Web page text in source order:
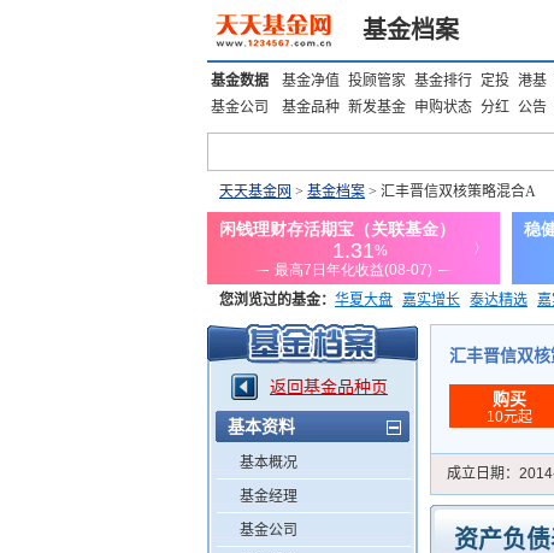
基金档案
基金数据 基金净值 投顾管家 基金排行 定投 港基
基金公司
基金品种 新发基金 申购状态 分红 公告
天天基金网 > 基金档案 > 汇丰晋信双核策略混合A
您浏览过的基金： 华夏大盘 嘉实增长 泰达精选
添富优势 华安宏利 上证180价值ETF
返回基金品种页
基本资料
基本概况
基金经理
基金公司
汇丰晋信双
购买
10元起
成立日期：
资产负